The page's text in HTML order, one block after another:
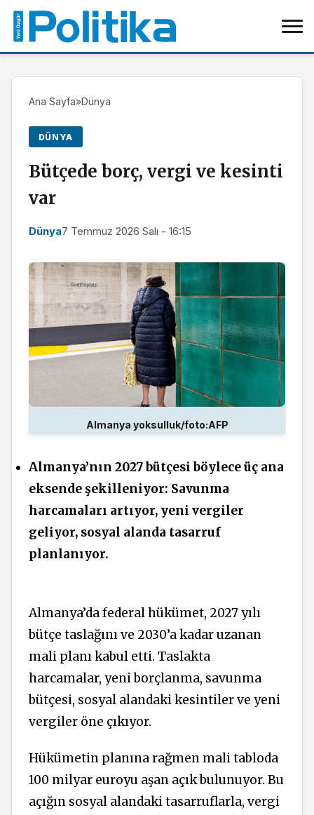
Ana Sayfa»Dünya
DÜNYA
Bütçede borç, vergi ve kesinti
var
Dünya7 Temmuz 2026 Salı - 16:15
Almanya yoksulluk/foto:AFP
Almanya’nın 2027 bütçesi böylece üç ana
eksende şekilleniyor: Savunma
harcamaları artıyor, yeni vergiler
geliyor, sosyal alanda tasarruf
planlanıyor.
Almanya’da federal hükümet, 2027 yılı
bütçe taslağını ve 2030’a kadar uzanan
mali planı kabul etti. Taslakta
harcamalar, yeni borçlanma, savunma
bütçesi, sosyal alandaki kesintiler ve yeni
vergiler öne çıkıyor.
Hükümetin planına rağmen mali tabloda
100 milyar euroyu aşan açık bulunuyor. Bu
açığın sosyal alandaki tasarruflarla, vergi